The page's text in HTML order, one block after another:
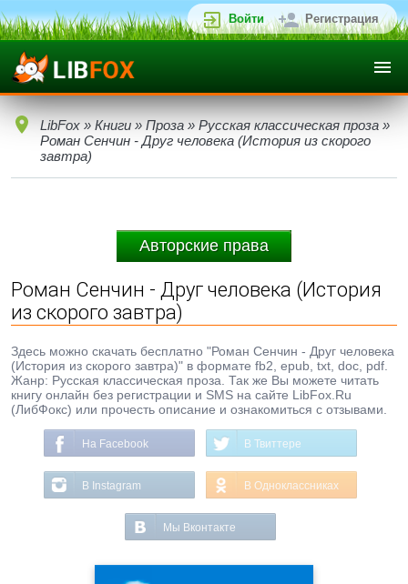
Войти Регистрация
LibFox » Книги » Проза » Русская классическая проза »
Роман Сенчин - Друг человека (История из скорого
завтра)
Авторские права
Роман Сенчин - Друг человека (История
из скорого завтра)
Здесь можно скачать бесплатно "Роман Сенчин - Друг человека
(История из скорого завтра)" в формате fb2, epub, txt, doc, pdf.
Жанр: Русская классическая проза. Так же Вы можете читать
книгу онлайн без регистрации и SMS на сайте LibFox.Ru
(ЛибФокс) или прочесть описание и ознакомиться с отзывами.
На Facebook В Твиттере
В Instagram В Одноклассниках
Мы Вконтакте